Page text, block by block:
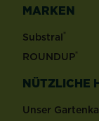
MARKEN
Substral®
ROUNDUP®
NÜTZLICHE
Unser